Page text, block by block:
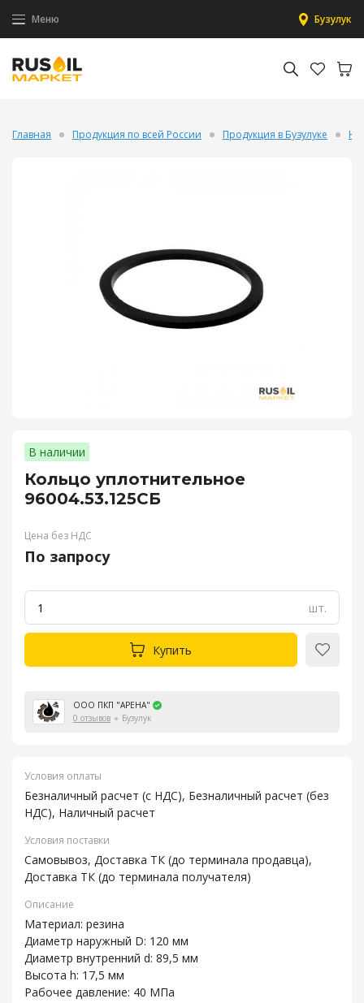
Меню Бузулук
Главная Продукция по всей России Продукция в Бузулуке
В наличии
Кольцо уплотнительное
96004.53.125СБ
Цена без НДС
По запросу
шт.
Купить
ООО ПКП "АРЕНА"
0 отзывов
Бузулук
Условия оплаты
Безналичный расчет (с НДС), Безналичный расчет (без
НДС), Наличный расчет
Условия поставки
Самовывоз, Доставка ТК (до терминала продавца),
Доставка ТК (до терминала получателя)
Описание
Материал: резина
Диаметр наружный D: 120 мм
Диаметр внутренний d: 89,5 мм
Высота h: 17,5 мм
Рабочее давление: 40 МПа